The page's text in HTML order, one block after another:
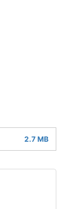
2.7 MB